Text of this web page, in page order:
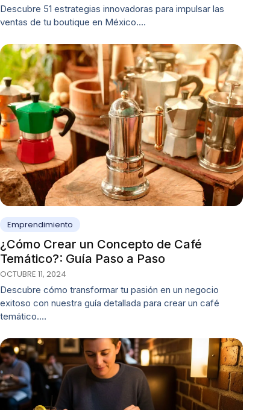
Descubre 51 estrategias innovadoras para impulsar las
ventas de tu boutique en México.…
Emprendimiento
¿Cómo Crear un Concepto de Café
Temático?: Guía Paso a Paso
OCTUBRE 11, 2024
Descubre cómo transformar tu pasión en un negocio
exitoso con nuestra guía detallada para crear un café
temático.…